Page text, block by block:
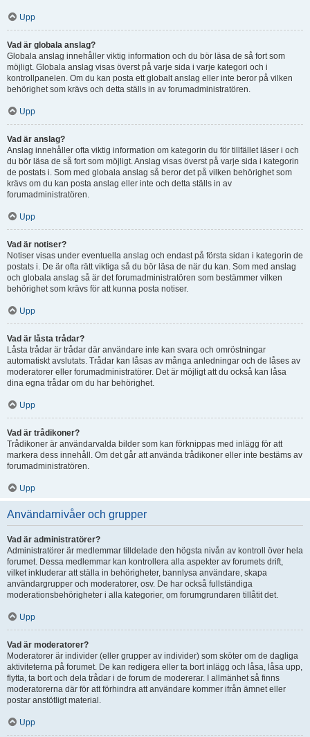
Upp
Vad är globala anslag?
Globala anslag innehåller viktig information och du bör läsa de så fort som
möjligt. Globala anslag visas överst på varje sida i varje kategori och i
kontrollpanelen. Om du kan posta ett globalt anslag eller inte beror på vilken
behörighet som krävs och detta ställs in av forumadministratören.
Upp
Vad är anslag?
Anslag innehåller ofta viktig information om kategorin du för tillfället läser i och
du bör läsa de så fort som möjligt. Anslag visas överst på varje sida i kategorin
de postats i. Som med globala anslag så beror det på vilken behörighet som
krävs om du kan posta anslag eller inte och detta ställs in av
forumadministratören.
Upp
Vad är notiser?
Notiser visas under eventuella anslag och endast på första sidan i kategorin de
postats i. De är ofta rätt viktiga så du bör läsa de när du kan. Som med anslag
och globala anslag så är det forumadministratören som bestämmer vilken
behörighet som krävs för att kunna posta notiser.
Upp
Vad är låsta trådar?
Låsta trådar är trådar där användare inte kan svara och omröstningar
automatiskt avslutats. Trådar kan låsas av många anledningar och de låses av
moderatorer eller forumadministratörer. Det är möjligt att du också kan låsa
dina egna trådar om du har behörighet.
Upp
Vad är trådikoner?
Trådikoner är användarvalda bilder som kan förknippas med inlägg för att
markera dess innehåll. Om det går att använda trådikoner eller inte bestäms av
forumadministratören.
Upp
Användarnivåer och grupper
Vad är administratörer?
Administratörer är medlemmar tilldelade den högsta nivån av kontroll över hela
forumet. Dessa medlemmar kan kontrollera alla aspekter av forumets drift,
vilket inkluderar att ställa in behörigheter, bannlysa användare, skapa
användargrupper och moderatorer, osv. De har också fullständiga
moderationsbehörigheter i alla kategorier, om forumgrundaren tillåtit det.
Upp
Vad är moderatorer?
Moderatorer är individer (eller grupper av individer) som sköter om de dagliga
aktiviteterna på forumet. De kan redigera eller ta bort inlägg och låsa, låsa upp,
flytta, ta bort och dela trådar i de forum de modererar. I allmänhet så finns
moderatorerna där för att förhindra att användare kommer ifrån ämnet eller
postar anstötligt material.
Upp